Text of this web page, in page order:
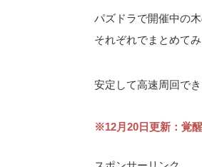
パズドラで開催中の
それぞれでまとめてみ
安定して高速周回で
※12月20日更新：覚